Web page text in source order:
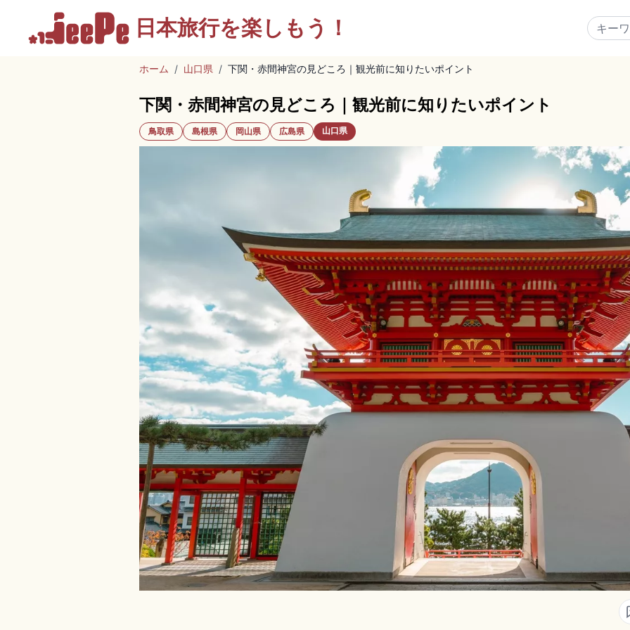
日本旅行を楽しもう！
ホーム / 山口県 / 下関・赤間神宮の見どころ｜観光前に知りたいポイント
下関・赤間神宮の見どころ｜観光前に知りたいポイント
鳥取県 島根県 岡山県 広島県 山口県